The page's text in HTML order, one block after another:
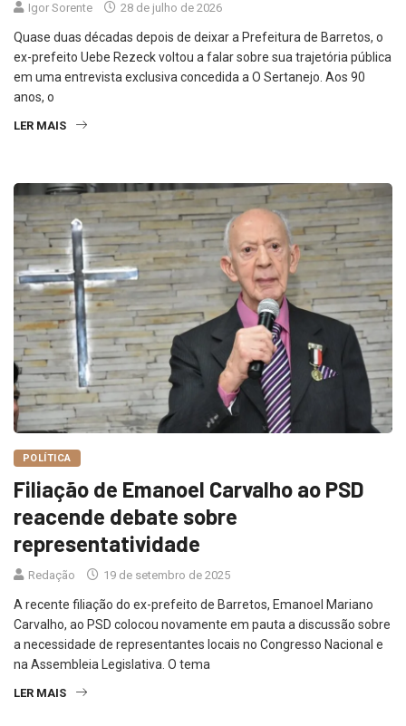
Igor Sorente 28 de julho de 2026
Quase duas décadas depois de deixar a Prefeitura de Barretos, o
ex-prefeito Uebe Rezeck voltou a falar sobre sua trajetória pública
em uma entrevista exclusiva concedida a O Sertanejo. Aos 90
anos, o
LER MAIS
POLÍTICA
Filiação de Emanoel Carvalho ao PSD
reacende debate sobre
representatividade
Redação 19 de setembro de 2025
A recente filiação do ex-prefeito de Barretos, Emanoel Mariano
Carvalho, ao PSD colocou novamente em pauta a discussão sobre
a necessidade de representantes locais no Congresso Nacional e
na Assembleia Legislativa. O tema
LER MAIS